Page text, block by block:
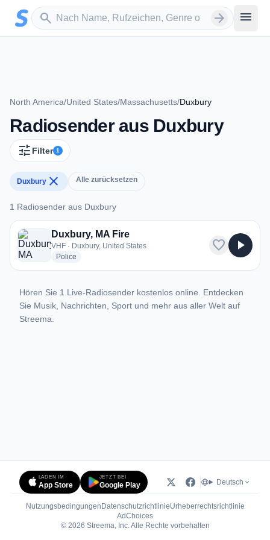
Zum Hauptinhalt springen
search
Sender suchen arrow_forward menu
North America/United States/Massachusetts/Duxbury
Radiosender aus Duxbury
tune Filter 1
Duxbury close Alle zurücksetzen
1 Radiosender aus Duxbury
1 Radiosender aus Duxbury
Duxbury, MA Fire
VHF · Duxbury, United States
Police
favorite play_arrow
Hören Sie 1 Live-Radiosender kostenlos online. Entdecken
Sie Musik, Nachrichten, Sport und mehr aus aller Welt auf
Streema.
LADEN IM
App Store
JETZT BEI
Google Play Deutsch
Nutzungsbedingungen DatenschutzrichtlinieUrheberrechtsrichtlinie
AdChoices(öffnet in neuem Tab)
© 2026 Streema, Inc. Alle Rechte vorbehalten